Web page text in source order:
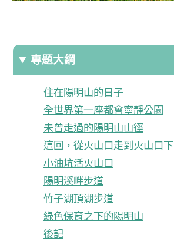
專題大綱
住在陽明山的日子
全世界第一座都會寧靜公園
未曾走過的陽明山山徑
這回，從火山口走到火山口下
小油坑活火山口
陽明溪畔步道
竹子湖頂湖步道
綠色保育之下的陽明山
後記